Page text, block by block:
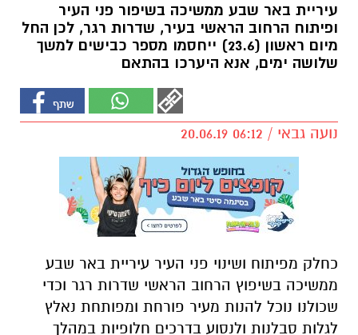
עיריית באר שבע ממשיכה בשיפור פני העיר
ופיתוח הרחוב הראשי בעיר, שדרות רגר, לכן החל
מיום ראשון (23.6) ייחסמו מספר כבישים למשך
שלושה ימים, אנא היערכו בהתאם
נועה גבאי / 06:12 20.06.19
כחלק מפיתוח ושינוי פני העיר עיריית באר שבע
ממשיכה בשיפוץ הרחוב הראשי שדרות רגר וכדי
שכולנו נוכל להנות מעיר פורחת ומפותחת נאלץ
לגלות סבלנות ולנסוע בדרכים חלופיות במהלך